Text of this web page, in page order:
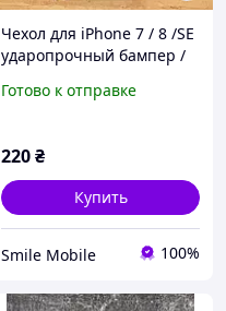
Чехол для iPhone 7 / 8 /SE
ударопрочный бампер /
кольцом-подставкой /
Готово к отправке
220₴
Купить
Smile Mobile 100%